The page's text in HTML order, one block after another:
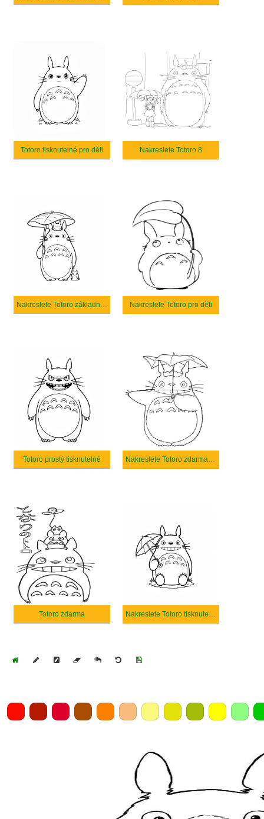
Totoro tisknutelné pro děti Nakreslete Totoro 8
Nakreslete Totoro základní tisknutelné Nakreslete Totoro pro děti
Totoro prostý tisknutelné Nakreslete Totoro zdarma pro děti
Totoro zdarma Nakreslete Totoro tisknutelné